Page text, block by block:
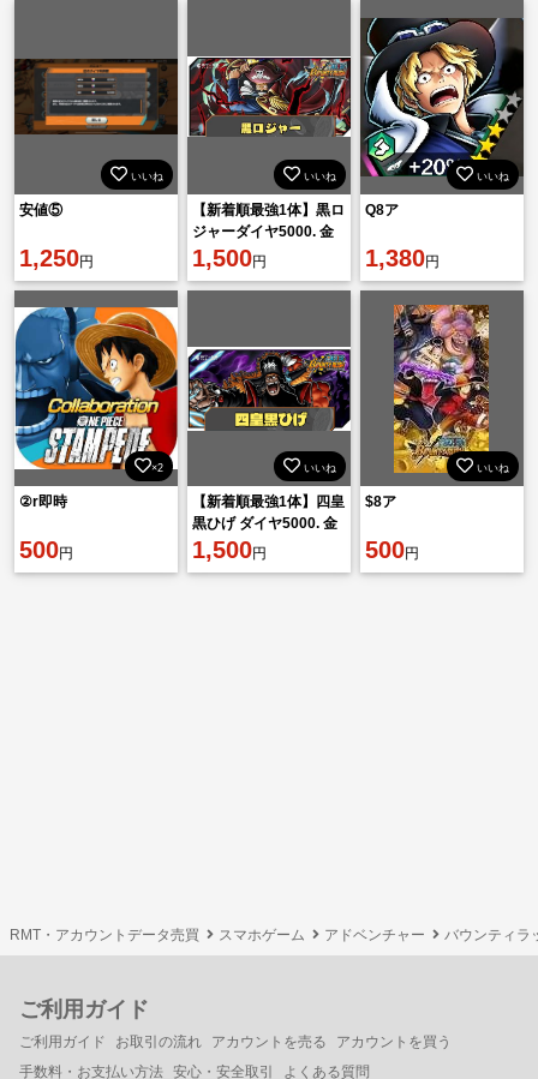
いいね
安値⑤
1,250円
いいね
【新着順最強1体】黒ロ
ジャーダイヤ5000. 金
欠片1600機種IOS
1,500円
いいね
Q8ア
1,380円
×2
②r即時
500円
いいね
【新着順最強1体】四皇
黒ひげ ダイヤ5000. 金
欠片1600機種IOSンサ
ーバー：アジア鯖
1,500円
いいね
$8ア
500円
RMT・アカウントデータ売買 スマホゲーム アドベンチャー バウンティラ
ご利用ガイド
ご利用ガイド お取引の流れ アカウントを売る
アカウントを買う
手数料・お支払い方法 安心・安全取引 よくある質問